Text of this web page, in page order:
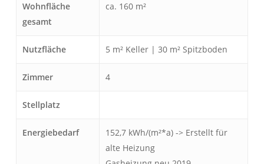
Wohnfläche
gesamt
ca. 160 m²
Nutzfläche 5 m² Keller | 30 m² Spitzboden
Zimmer 4
Stellplatz
Energiebedarf
152,7 kWh/(m²*a) -> Erstellt für
alte Heizung